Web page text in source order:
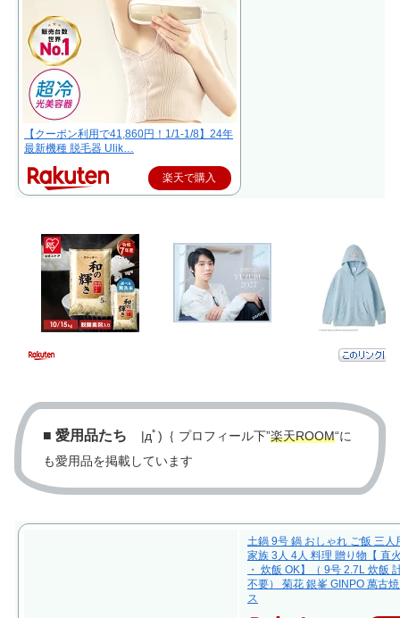
【クーポン利用で41,860円！1/1-1/8】24年
最新機種 脱毛器 Ulik…
楽天で購入
■ 愛用品たち |дﾟ)｛ プロフィール下”楽天ROOM“に
も愛用品を掲載しています
土鍋 9号 鍋 おしゃれ ご飯 三人
家族 3人 4人 料理 贈り物【 直
・ 炊飯 OK】（ 9号 2.7L 炊飯
不要） 菊花 銀峯 GINPO 萬古
ス